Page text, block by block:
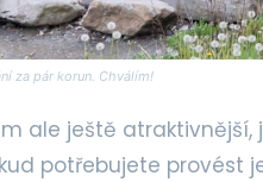
za pár korun. Chválím!
ale ještě atraktivnější,
potřebujete provést